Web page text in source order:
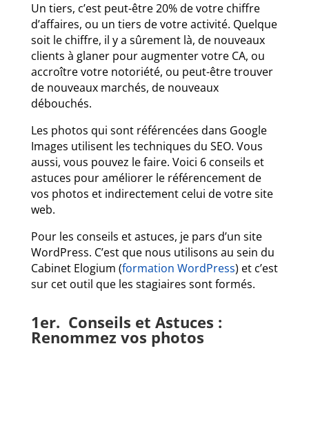
Un tiers, c’est peut-être 20% de votre chiffre
d’affaires, ou un tiers de votre activité. Quelque
soit le chiffre, il y a sûrement là, de nouveaux
clients à glaner pour augmenter votre CA, ou
accroître votre notoriété, ou peut-être trouver
de nouveaux marchés, de nouveaux
débouchés.
Les photos qui sont référencées dans Google
Images utilisent les techniques du SEO. Vous
aussi, vous pouvez le faire. Voici 6 conseils et
astuces pour améliorer le référencement de
vos photos et indirectement celui de votre site
web.
Pour les conseils et astuces, je pars d’un site
WordPress. C’est que nous utilisons au sein du
Cabinet Elogium (formation WordPress) et c’est
sur cet outil que les stagiaires sont formés.
1er. Conseils et Astuces :
Renommez vos photos